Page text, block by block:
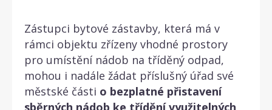
Zástupci bytové zástavby, která má v
rámci objektu zřízeny vhodné prostory
pro umístění nádob na tříděný odpad,
mohou i nadále žádat příslušný úřad své
městské části o bezplatné přistavení
sběrných nádob ke třídění využitelných